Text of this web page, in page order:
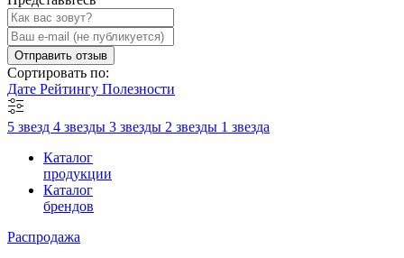
Отправить отзыв
Сортировать по:
Дате Рейтингу Полезности
5 звезд 4 звезды 3 звезды 2 звезды 1 звезда
Каталог
продукции
Каталог
брендов
Распродажа